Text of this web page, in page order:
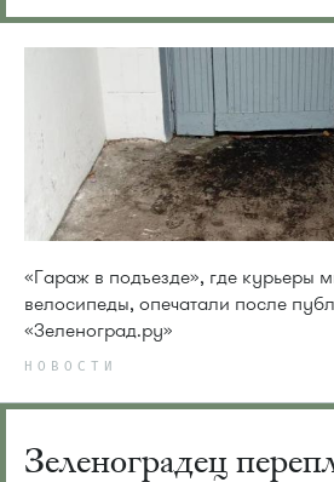
«Гараж в подъезде», где курьеры
велосипеды, опечатали после
«Зеленоград.ру»
НОВОСТИ
Зеленоградец